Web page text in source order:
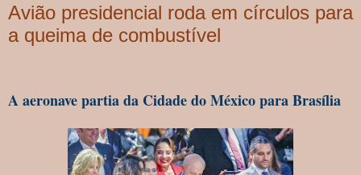
Avião presidencial roda em círculos para
a queima de combustível
A aeronave partia da Cidade do México para Brasília